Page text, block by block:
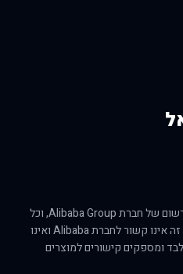
הסימן AliExpress הוא סימן מסחר רשום של חברת Alibaba Group, וכל
הזכויות הנוגעות לו שמורות לה. אתר זה אינו קשור לחברת Alibaba ואינו
ומספקים קישורים למוצרים